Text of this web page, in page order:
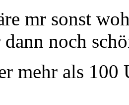
mr sonst
dann noch
mehr als